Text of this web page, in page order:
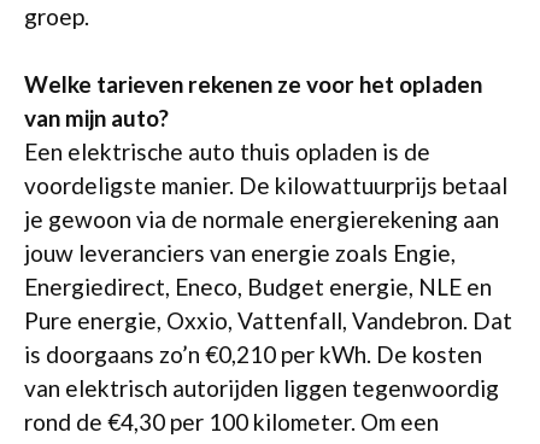
groep.
Welke tarieven rekenen ze voor het opladen
van mijn auto?
Een elektrische auto thuis opladen is de
voordeligste manier. De kilowattuurprijs betaal
je gewoon via de normale energierekening aan
jouw leveranciers van energie zoals Engie,
Energiedirect, Eneco, Budget energie, NLE en
Pure energie, Oxxio, Vattenfall, Vandebron. Dat
is doorgaans zo’n €0,210 per kWh. De kosten
van elektrisch autorijden liggen tegenwoordig
rond de €4,30 per 100 kilometer. Om een